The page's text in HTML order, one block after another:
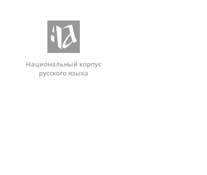
Национальный корпус
русского языка